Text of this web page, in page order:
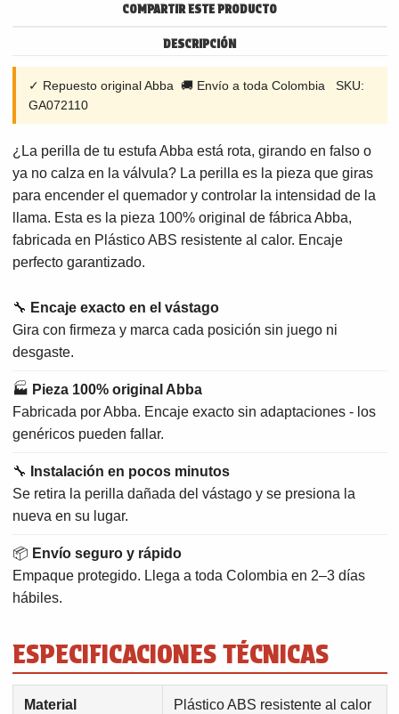
COMPARTIR ESTE PRODUCTO
DESCRIPCIÓN
✓ Repuesto original Abba 🚚 Envío a toda Colombia SKU:
GA072110
¿La perilla de tu estufa Abba está rota, girando en falso o
ya no calza en la válvula? La perilla es la pieza que giras
para encender el quemador y controlar la intensidad de la
llama. Esta es la pieza 100% original de fábrica Abba,
fabricada en Plástico ABS resistente al calor. Encaje
perfecto garantizado.
🔧 Encaje exacto en el vástago
Gira con firmeza y marca cada posición sin juego ni
desgaste.
🏭 Pieza 100% original Abba
Fabricada por Abba. Encaje exacto sin adaptaciones - los
genéricos pueden fallar.
🔧
Instalación en pocos minutos
Se retira la perilla dañada del vástago y se presiona la
nueva en su lugar.
📦 Envío seguro y rápido
Empaque protegido. Llega a toda Colombia en 2–3 días
hábiles.
ESPECIFICACIONES TÉCNICAS
Material Plástico ABS resistente al calor